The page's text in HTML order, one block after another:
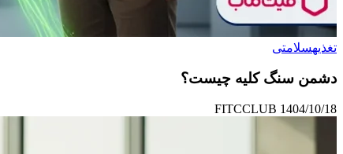
تغذیهسلامتی
دشمن سنگ کلیه چیست؟
1404/10/18
FITCCLUB